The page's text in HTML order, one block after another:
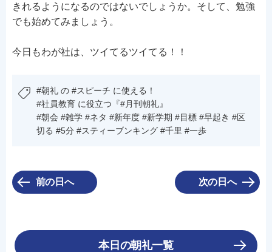
きれるようになるのではないでしょうか。そして、勉強
でも始めてみましょう。
今日もわが社は、ツイてるツイてる！！
#朝礼 の #スピーチ に使える！
#社員教育 に役立つ『#月刊朝礼』
#朝会 #雑学 #ネタ #新年度 #新学期 #目標 #早起き #区
切る #5分 #スティーブンキング #千里 #一歩
前の日へ 次の日へ
本日の朝礼一覧